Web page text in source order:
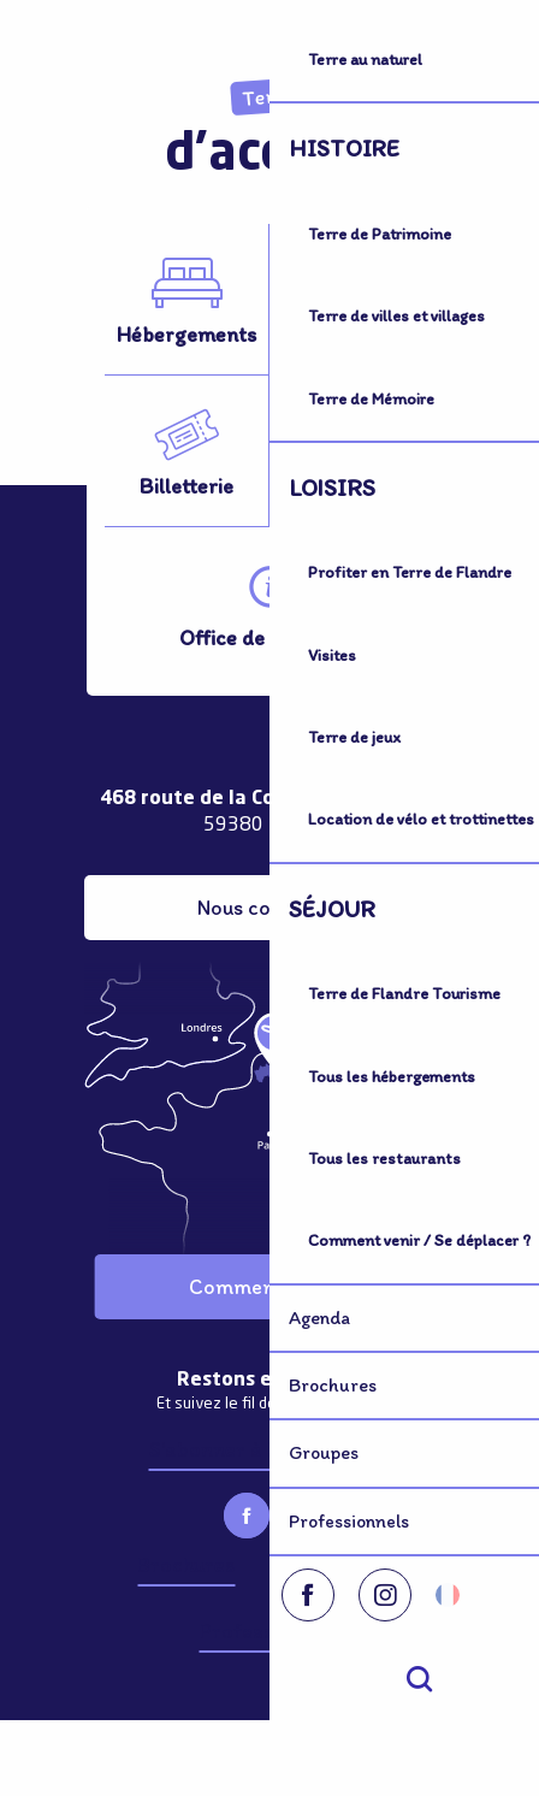
Terre au naturel
HISTOIRE
Terre de Patrimoine
Terre de villes et villages
Terre de Mémoire
LOISIRS
Profiter en Terre de Flandre
Visites
Terre de jeux
Location de vélo et trottinettes
SÉJOUR
Terre de Flandre Tourisme
Tous les hébergements
Tous les restaurants
Comment venir / Se déplacer ?
Agenda
Brochures
Groupes
Professionnels
Terre
d'accueil
Hébergements
Billetterie Se Déplacer
Office de Tourisme
468 route de la Couronne de Bierne
59380 Bergues
Nous contacter
Comment venir ?
Restons en contact
Et suivez le fil de notre actualité
S'abonner à la newsletter
Groupes
Professionnels